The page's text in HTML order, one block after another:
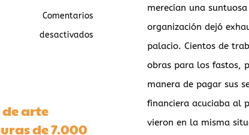
Comentarios
desactivados
merecían una
organización dejó
palacio. Cientos de
obras para los fastos,
manera de pagar sus
financiera acuciaba al
vieron en la misma
arte
de 7.000